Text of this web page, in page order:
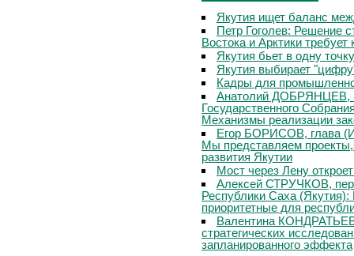
Якутия ищет баланс
Петр Гоголев: Решение
Востока и Арктики требует
Якутия бьет в одну точку
Якутия выбирает
Кадры для
Анатолий ДОБРЯНЦЕВ,
Государственного
Механизмы реализации
Егор БОРИСОВ, глава
Мы представляем
развития Якутии
Мост через Лену
Алексей СТРУЧКОВ,
Республики Саха
приоритетные для
Валентина
стратегических
запланированного эффекта